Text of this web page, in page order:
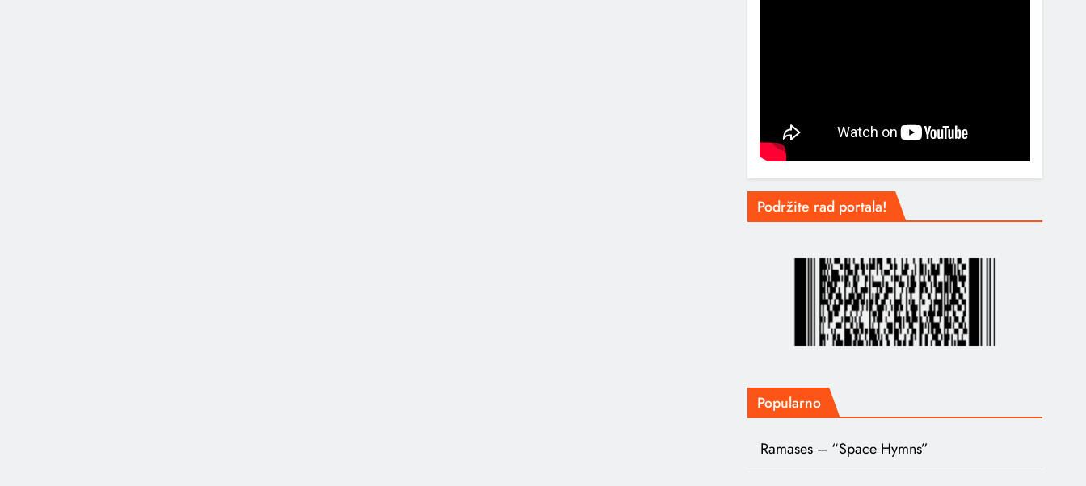
Podržite rad portala!
Popularno
Ramases – “Space Hymns”